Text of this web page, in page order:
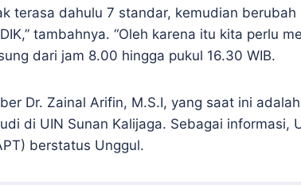
terasa dahulu 7 standar, kemudian
tambahnya. “Oleh karena itu kita perlu
dari jam 8.00 hingga pukul 16.30 WIB.
Dr. Zainal Arifin, M.S.I, yang saat ini
di UIN Sunan Kalijaga. Sebagai
berstatus Unggul.